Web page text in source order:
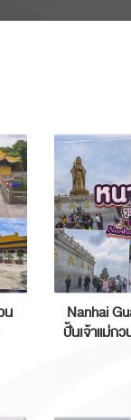
น
Nanhai
ปั้นเจ้าแม่กว